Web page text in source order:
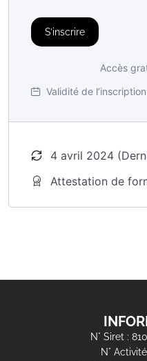
S’inscrire
Accès
Validité de
4 avril 2024
Attestation de
N° Siret :
N°